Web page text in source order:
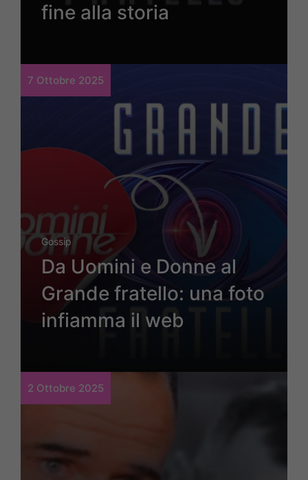
fine alla storia
7 Ottobre 2025
Gossip
Da Uomini e Donne al
Grande fratello: una foto
infiamma il web
2 Ottobre 2025